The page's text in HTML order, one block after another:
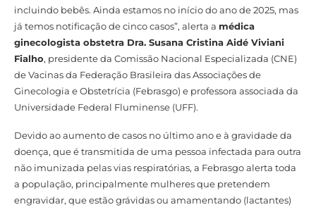
incluindo bebês. Ainda estamos no início do ano de 2025, mas
já temos notificação de cinco casos”, alerta a médica
ginecologista obstetra Dra. Susana Cristina Aidé Viviani
Fialho, presidente da Comissão Nacional Especializada (CNE)
de Vacinas da Federação Brasileira das Associações de
Ginecologia e Obstetrícia (Febrasgo) e professora associada da
Universidade Federal Fluminense (UFF).
Devido ao aumento de casos no último ano e à gravidade da
doença, que é transmitida de uma pessoa infectada para outra
não imunizada pelas vias respiratórias, a Febrasgo alerta toda
a população, principalmente mulheres que pretendem
engravidar, que estão grávidas ou amamentando (lactantes)